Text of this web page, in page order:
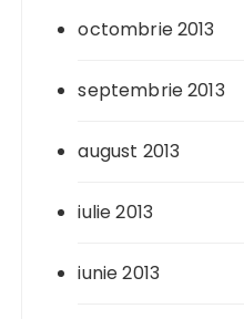
octombrie 2013
septembrie 2013
august 2013
iulie 2013
iunie 2013